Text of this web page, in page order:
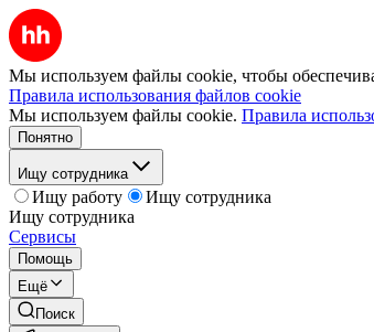
Мы используем файлы cookie, чтобы
Правила использования файлов cookie
Мы используем файлы cookie. Правила
Понятно
Ищу сотрудника
Ищу работу
Ищу сотрудника
Ищу сотрудника
Сервисы
Помощь
Ещё
Поиск